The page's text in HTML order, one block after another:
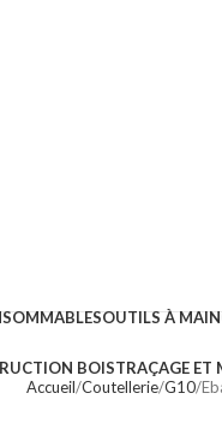
OUTILS À MAIN
BOISTRAÇAGE ET
Accueil Coutellerie G10